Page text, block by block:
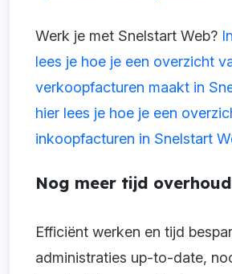
Werk je met Snelstart Web?
lees je hoe je een overzicht
verkoopfacturen maakt in
hier lees je hoe je een
inkoopfacturen in Snelstart
Nog meer tijd
Efficiënt werken en tijd
administraties up-to-date,